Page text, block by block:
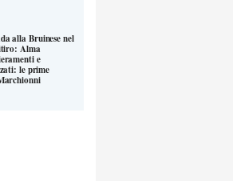
alla Bruinese nel
Alma
e
le prime